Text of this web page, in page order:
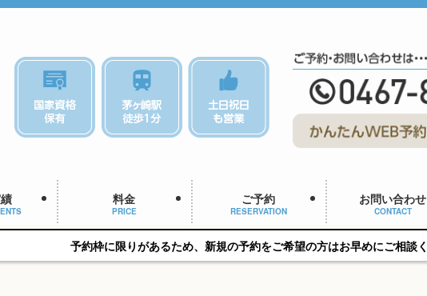
料金
PRICE
ご予約
RESERVATION
お問い合わせ
CONTACT
に限りがあるため、新規の予約をご希望の方はお早めにご相談ください